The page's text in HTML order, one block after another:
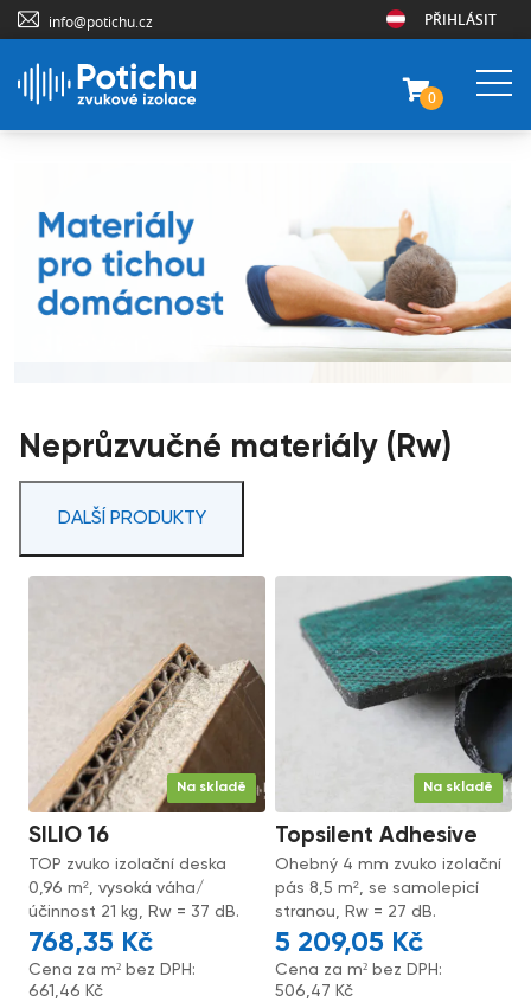
info@potichu.cz PŘIHLÁSIT
0
Neprůzvučné materiály (Rw)
DALŠÍ PRODUKTY
Na skladě
SILIO 16
TOP zvuko izolační deska
0,96 m², vysoká váha/
účinnost 21 kg, Rw = 37 dB.
768,35 Kč
Cena za m² bez DPH:
661,46 Kč
Na skladě
Topsilent Adhesive
Ohebný 4 mm zvuko izolační
pás 8,5 m², se samolepicí
stranou, Rw = 27 dB.
5 209,05 Kč
Cena za m² bez DPH:
506,47 Kč